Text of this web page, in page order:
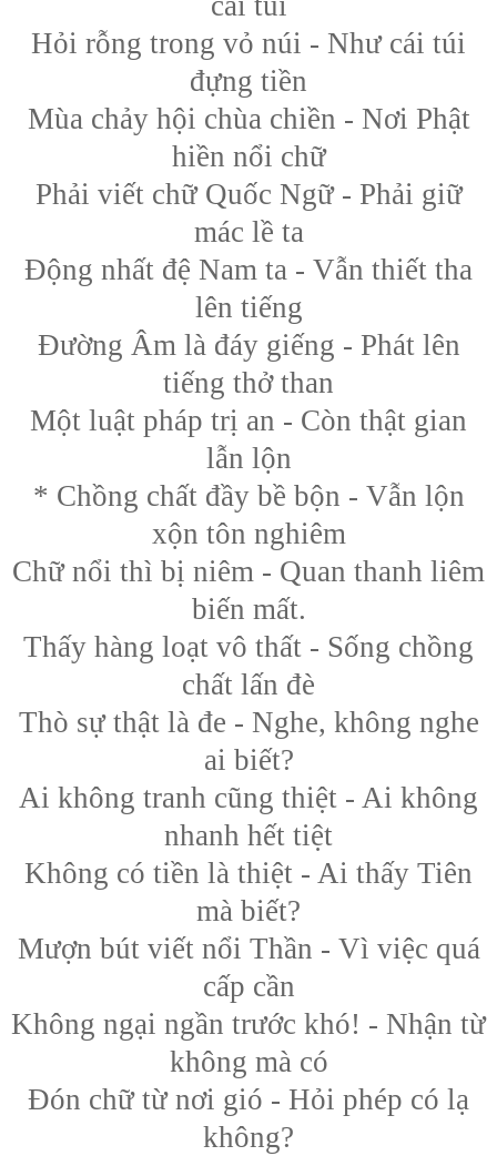
Hỏi rỗng trong vỏ núi - Như cái túi
đựng tiền
Mùa chảy hội chùa chiền - Nơi Phật
hiền nổi chữ
Phải viết chữ Quốc Ngữ - Phải giữ
mác lề ta
Động nhất đệ Nam ta - Vẫn thiết tha
lên tiếng
Đường Âm là đáy giếng - Phát lên
tiếng thở than
Một luật pháp trị an - Còn thật gian
lẫn lộn
* Chồng chất đầy bề bộn - Vẫn lộn
xộn tôn nghiêm
Chữ nổi thì bị niêm - Quan thanh liêm
biến mất.
Thấy hàng loạt vô thất - Sống chồng
chất lấn đè
Thò sự thật là đe - Nghe, không nghe
ai biết?
Ai không tranh cũng thiệt - Ai không
nhanh hết tiệt
Không có tiền là thiệt - Ai thấy Tiên
mà biết?
Mượn bút viết nổi Thần - Vì việc quá
cấp cần
Không ngại ngần trước khó! - Nhận từ
không mà có
Đón chữ từ nơi gió - Hỏi phép có lạ
không?